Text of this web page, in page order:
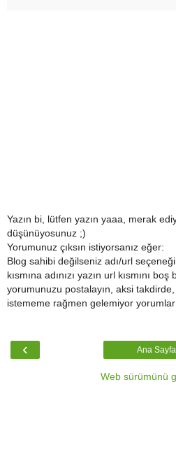
Yazın bi, lütfen yazın yaaa, merak
düşünüyosunuz ;)
Yorumunuz çıksın istiyorsanız eğer:
Blog sahibi değilseniz adı/url
kısmına adınızı yazın url kısmını boş
yorumunuzu postalayın, aksi
istememe rağmen gelemiyor
‹ Ana Sayfa
Web sürümünü